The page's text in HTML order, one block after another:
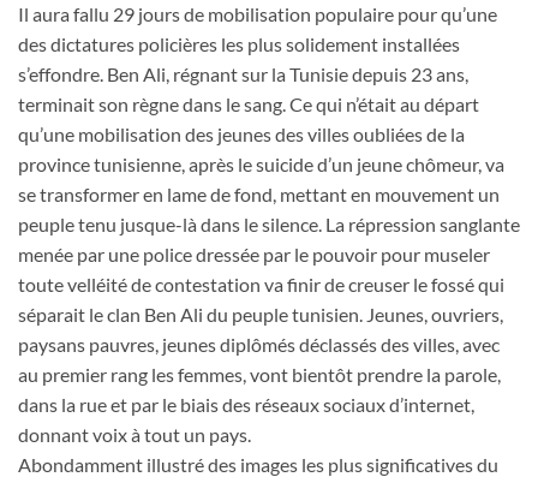
Il aura fallu 29 jours de mobilisation populaire pour qu’une
des dictatures policières les plus solidement installées
s’effondre. Ben Ali, régnant sur la Tunisie depuis 23 ans,
terminait son règne dans le sang. Ce qui n’était au départ
qu’une mobilisation des jeunes des villes oubliées de la
province tunisienne, après le suicide d’un jeune chômeur, va
se transformer en lame de fond, mettant en mouvement un
peuple tenu jusque-là dans le silence. La répression sanglante
menée par une police dressée par le pouvoir pour museler
toute velléité de contestation va finir de creuser le fossé qui
séparait le clan Ben Ali du peuple tunisien. Jeunes, ouvriers,
paysans pauvres, jeunes diplômés déclassés des villes, avec
au premier rang les femmes, vont bientôt prendre la parole,
dans la rue et par le biais des réseaux sociaux d’internet,
donnant voix à tout un pays.
Abondamment illustré des images les plus significatives du